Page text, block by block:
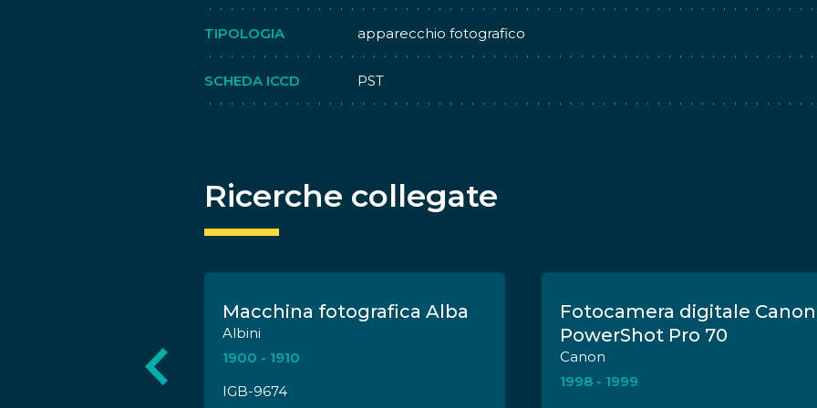
TIPOLOGIA apparecchio fotografico
SCHEDA ICCD PST
Ricerche collegate
Macchina fotografica Alba
Albini
1900 - 1910
IGB-9674
Fotocamera digitale Canon
PowerShot Pro 70
Canon
1998 - 1999